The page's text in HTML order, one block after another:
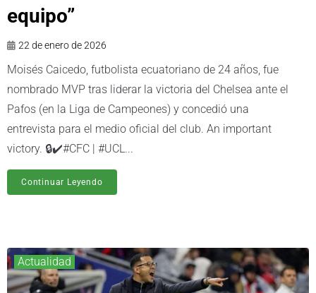
equipo”
22 de enero de 2026
Moisés Caicedo, futbolista ecuatoriano de 24 años, fue
nombrado MVP tras liderar la victoria del Chelsea ante el
Pafos (en la Liga de Campeones) y concedió una
entrevista para el medio oficial del club. An important
victory. 🔒✔️#CFC | #UCL...
Continuar Leyendo
Actualidad